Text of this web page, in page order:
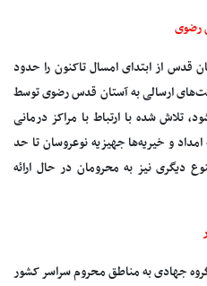
قدس ‌از ابتدای امسال تاکنون را حدود
ارسالی به آستان قدس رضوی توسط
تلاش شده با ارتباط با مراکز درمانی
و خیریه‌ها جهیزیه نوعروسان تا حد
دیگری نیز به محرومان در حال ارائه
قدس رضوی اعزام 3 هزار گروه جهادی به مناطق محروم سراسر کشور